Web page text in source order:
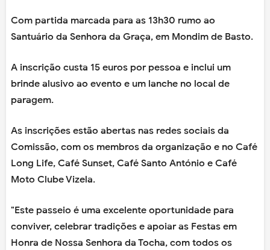
Com partida marcada para as 13h30 rumo ao
Santuário da Senhora da Graça, em Mondim de Basto.
A inscrição custa 15 euros por pessoa e inclui um
brinde alusivo ao evento e um lanche no local de
paragem.
As inscrições estão abertas nas redes sociais da
Comissão, com os membros da organização e no Café
Long Life, Café Sunset, Café Santo António e Café
Moto Clube Vizela.
"Este passeio é uma excelente oportunidade para
conviver, celebrar tradições e apoiar as Festas em
Honra de Nossa Senhora da Tocha, com todos os